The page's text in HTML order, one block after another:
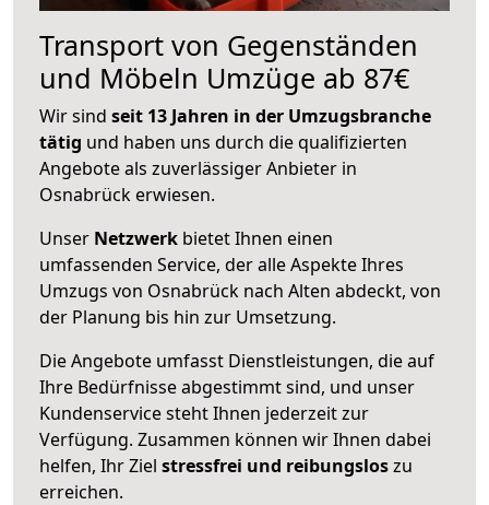
Transport von Gegenständen
und Möbeln Umzüge ab 87€
Wir sind seit 13 Jahren in der Umzugsbranche
tätig und haben uns durch die qualifizierten
Angebote als zuverlässiger Anbieter in
Osnabrück erwiesen.
Unser Netzwerk bietet Ihnen einen
umfassenden Service, der alle Aspekte Ihres
Umzugs von Osnabrück nach Alten abdeckt, von
der Planung bis hin zur Umsetzung.
Die Angebote umfasst Dienstleistungen, die auf
Ihre Bedürfnisse abgestimmt sind, und unser
Kundenservice steht Ihnen jederzeit zur
Verfügung. Zusammen können wir Ihnen dabei
helfen, Ihr Ziel stressfrei und reibungsloszu
erreichen.